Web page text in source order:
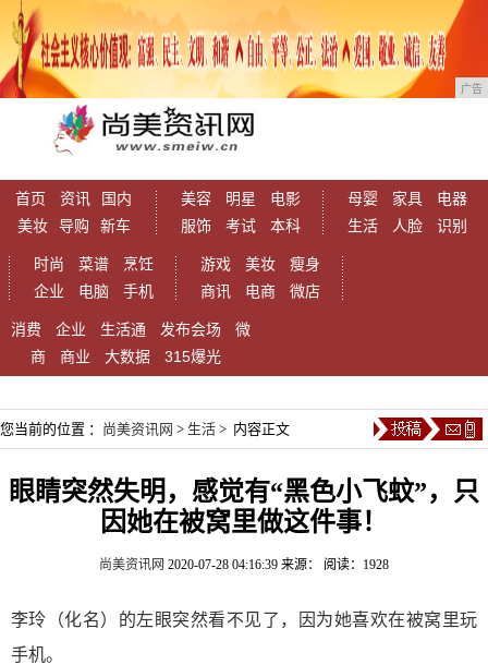
广告
首页 资讯
国内
美妆
导购 新车
美容 明星
电影
服饰
考试 本科
母婴 家具
电器
生活
人脸 识别
时尚 菜谱
烹饪
企业
电脑 手机
游戏 美妆
瘦身
商讯
电商 微店
消费 企业 生活通 发布会场
微
商
商业 大数据 315爆光
您当前的位置 ： 尚美资讯网 > 生活 > 内容正文
眼睛突然失明，感觉有“黑色小飞蚊”，只
因她在被窝里做这件事！
尚美资讯网 2020-07-28 04:16:39 来源： 阅读：1928
李玲（化名）的左眼突然看不见了，因为她喜欢在被窝里玩
手机。